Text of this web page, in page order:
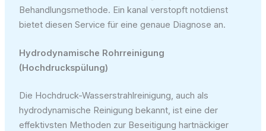
Behandlungsmethode. Ein kanal verstopft notdienst
bietet diesen Service für eine genaue Diagnose an.
Hydrodynamische Rohrreinigung
(Hochdruckspülung)
Die Hochdruck-Wasserstrahlreinigung, auch als
hydrodynamische Reinigung bekannt, ist eine der
effektivsten Methoden zur Beseitigung hartnäckiger